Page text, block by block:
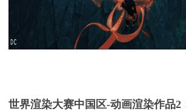
世界渲染大赛中国区-动画渲染作品2